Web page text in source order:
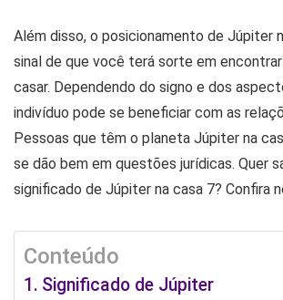
Além disso, o posicionamento de Júpiter
sinal de que você terá sorte em
casar. Dependendo do signo e dos
indivíduo pode se beneficiar com as
Pessoas que têm o planeta Júpiter na
se dão bem em questões jurídicas. Quer
significado de Júpiter na casa 7? Confira
Conteúdo
Significado de Júpiter